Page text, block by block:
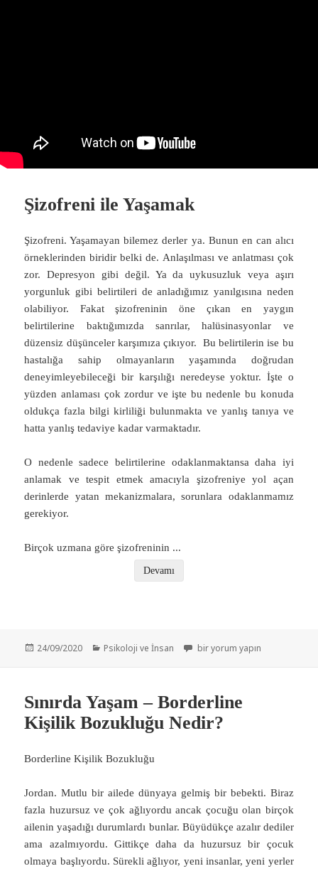
Şizofreni ile Yaşamak
Şizofreni. Yaşamayan bilemez derler ya. Bunun en can alıcı
örneklerinden biridir belki de. Anlaşılması ve anlatması çok
zor. Depresyon gibi değil. Ya da uykusuzluk veya aşırı
yorgunluk gibi belirtileri de anladığımız yanılgısına neden
olabiliyor. Fakat şizofreninin öne çıkan en yaygın
belirtilerine baktığımızda sanrılar, halüsinasyonlar ve
düzensiz düşünceler karşımıza çıkıyor. Bu belirtilerin ise bu
hastalığa sahip olmayanların yaşamında doğrudan
deneyimleyebileceği bir karşılığı neredeyse yoktur. İşte o
yüzden anlaması çok zordur ve işte bu nedenle bu konuda
oldukça fazla bilgi kirliliği bulunmakta ve yanlış tanıya ve
hatta yanlış tedaviye kadar varmaktadır.
O nedenle sadece belirtilerine odaklanmaktansa daha iyi
anlamak ve tespit etmek amacıyla şizofreniye yol açan
derinlerde yatan mekanizmalara, sorunlara odaklanmamız
gerekiyor.
Birçok uzmana göre şizofreninin ...
Devamı
Yayın
24/09/2020 Kategoriler
Psikoloji ve İnsan Şizofreni ile Yaşamak için
bir yorum yapın
Sınırda Yaşam – Borderline
Kişilik Bozukluğu Nedir?
Borderline Kişilik Bozukluğu
Jordan. Mutlu bir ailede dünyaya gelmiş bir bebekti. Biraz
fazla huzursuz ve çok ağlıyordu ancak çocuğu olan birçok
ailenin yaşadığı durumlardı bunlar. Büyüdükçe azalır dediler
ama azalmıyordu. Gittikçe daha da huzursuz bir çocuk
olmaya başlıyordu. Sürekli ağlıyor, yeni insanlar, yeni yerler